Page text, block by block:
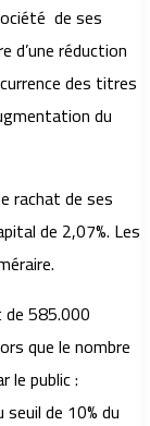
de ses
d’une réduction
des titres
du
rachat de ses
de 2,07%. Les
de 585.000
que le nombre
le public :
de 10% du